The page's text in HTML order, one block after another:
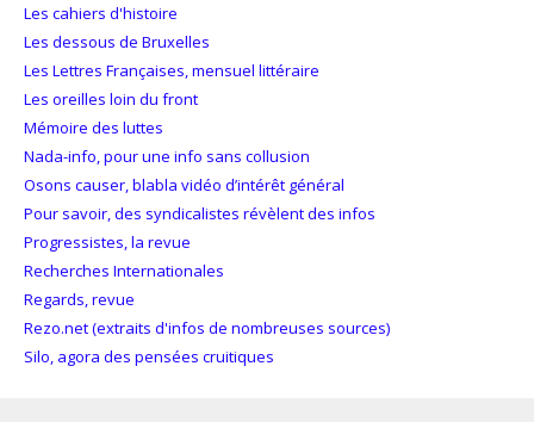
Les cahiers d'histoire
Les dessous de Bruxelles
Les Lettres Françaises, mensuel littéraire
Les oreilles loin du front
Mémoire des luttes
Nada-info, pour une info sans collusion
Osons causer, blabla vidéo d’intérêt général
Pour savoir, des syndicalistes révèlent des infos
Progressistes, la revue
Recherches Internationales
Regards, revue
Rezo.net (extraits d'infos de nombreuses sources)
Silo, agora des pensées cruitiques